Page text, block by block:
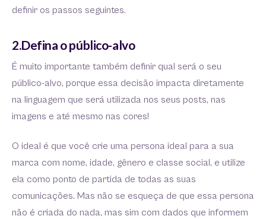
definir os passos seguintes.
2.Defina o público-alvo
É muito importante também definir qual será o seu
público-alvo, porque essa decisão impacta diretamente
na linguagem que será utilizada nos seus posts, nas
imagens e até mesmo nas cores!
O ideal é que você crie uma persona ideal para a sua
marca com nome, idade, gênero e classe social, e utilize
ela como ponto de partida de todas as suas
comunicações. Mas não se esqueça de que essa persona
não é criada do nada, mas sim com dados que informem